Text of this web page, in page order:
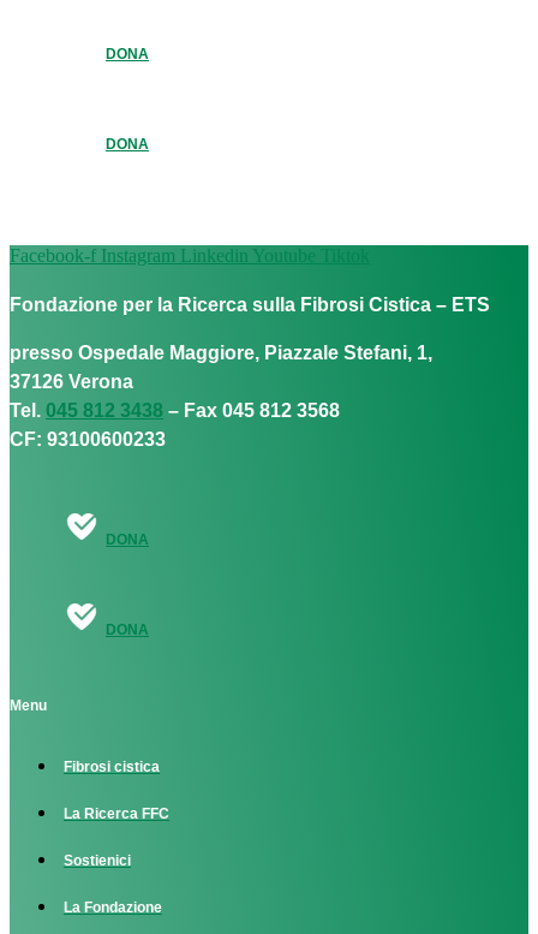
DONA
DONA
Facebook-f Instagram Linkedin Youtube Tiktok
Fondazione per la Ricerca sulla Fibrosi Cistica – ETS
presso Ospedale Maggiore, Piazzale Stefani, 1,
37126 Verona
Tel. 045 812 3438 – Fax 045 812 3568
CF: 93100600233
DONA
DONA
Menu
Fibrosi cistica
La Ricerca FFC
Sostienici
La Fondazione